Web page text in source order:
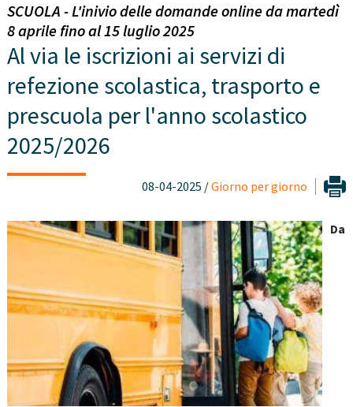
SCUOLA - L'inivio delle domande online da martedì
8 aprile fino al 15 luglio 2025
Al via le iscrizioni ai servizi di
refezione scolastica, trasporto e
prescuola per l'anno scolastico
2025/2026
08-04-2025 /Giorno per giorno
Da